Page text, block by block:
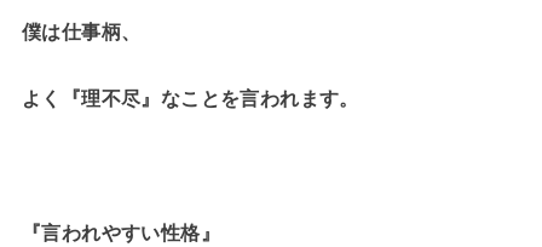
僕は仕事柄、
よく『理不尽』なことを言われます。
『言われやすい性格』